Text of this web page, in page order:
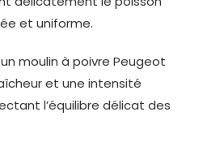
et uniforme.
moulin à poivre Peugeot
et une intensité
l’équilibre délicat des